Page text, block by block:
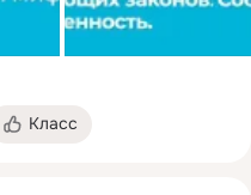
Класс